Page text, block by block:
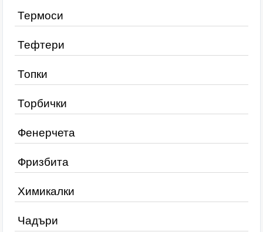
Термоси
Тефтери
Топки
Торбички
Фенерчета
Фризбита
Химикалки
Чадъри